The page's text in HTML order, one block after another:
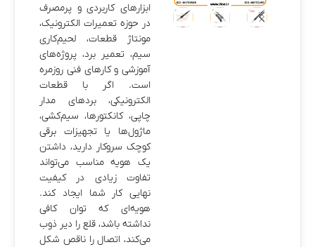
ابزارهای کاربردی و پرمصرف
در حوزه تعمیرات الکترونیک،
مونتاژ قطعات، لحیم‌کاری
سیم، تعمیر برد، پروژه‌های
آموزشی و کارهای فنی روزمره
است. اگر با قطعات
الکترونیکی، بردهای مدار
چاپی، کانکتورها، سیم‌کشی،
ماژول‌ها یا تجهیزات برقی
کوچک سروکار دارید، داشتن
یک هویه مناسب می‌تواند
تفاوت زیادی در کیفیت
نهایی کار شما ایجاد کند.
هویه‌ای که توان کافی
نداشته باشد، قلع را دیر ذوب
می‌کند، اتصال را ناقص شکل